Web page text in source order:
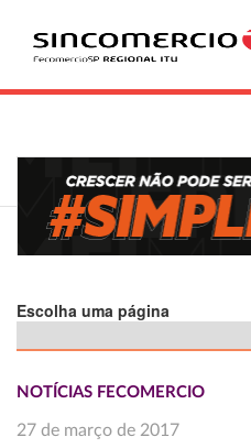
Escolha uma página
NOTÍCIAS FECOMERCIO
27 de março de 2017